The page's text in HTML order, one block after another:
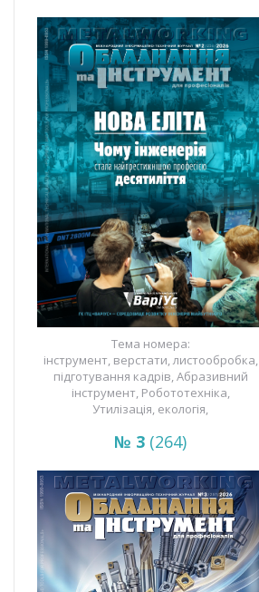
Тема номера:
інструмент, верстати, листообробка,
підготування кадрів, Абразивний
інструмент, Робототехніка,
Утилізація, екологія,
№ 3 (264)